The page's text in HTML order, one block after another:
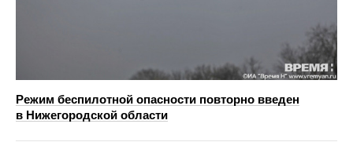
Режим беспилотной опасности повторно введен
в Нижегородской области